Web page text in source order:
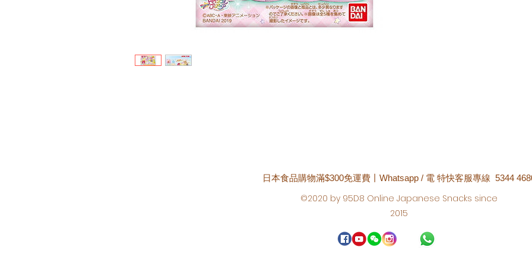
日本食品購物滿$300免運費丨Whatsapp / 電 特快客服專線 5344
©2020 by 95D8 Online Japanese Snacks since
2015